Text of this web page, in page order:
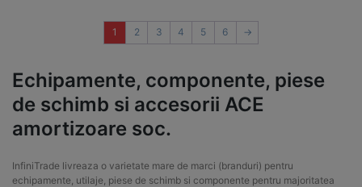
1 2 3 4 5 6 →
Echipamente, componente, piese
de schimb si accesorii ACE
amortizoare soc.
InfiniTrade livreaza o varietate mare de marci (branduri) pentru
echipamente, utilaje, piese de schimb si componente pentru majoritatea